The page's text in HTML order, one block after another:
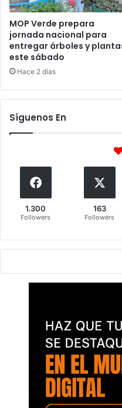
MOP Verde prepara
jornada nacional para
entregar árboles y
este sábado
Hace 2 días
Síguenos En
1.300
Followers
163
Followers